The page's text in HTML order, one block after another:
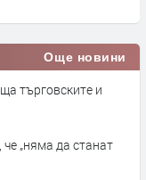
Още новини
търговските и
„няма да станат